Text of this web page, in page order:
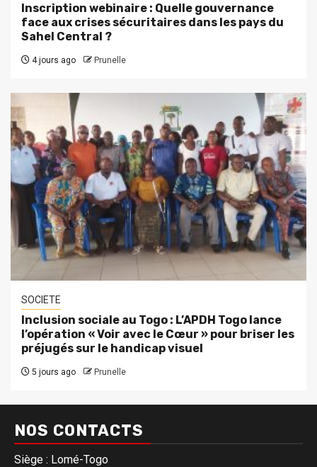
Inscription webinaire : Quelle gouvernance
face aux crises sécuritaires dans les pays du
Sahel Central ?
4 jours ago Prunelle
SOCIETE
Inclusion sociale au Togo : L’APDH Togo lance
l’opération « Voir avec le Cœur » pour briser les
préjugés sur le handicap visuel
5 jours ago Prunelle
NOS CONTACTS
Siège : Lomé-Togo